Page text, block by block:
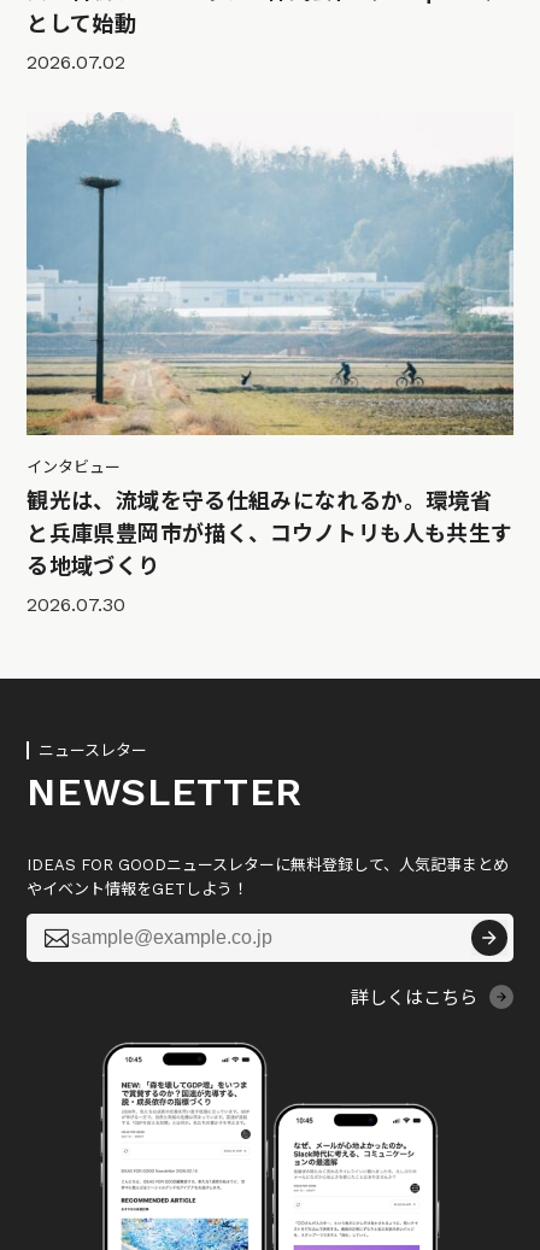
として始動
2026.07.02
インタビュー
観光は、流域を守る仕組みになれるか。環境省
と兵庫県豊岡市が描く、コウノトリも人も共生す
る地域づくり
2026.07.30
ニュースレター
NEWSLETTER
IDEAS FOR GOODニュースレターに無料登録して、人気記事まとめ
やイベント情報をGETしよう！

詳しくはこちら